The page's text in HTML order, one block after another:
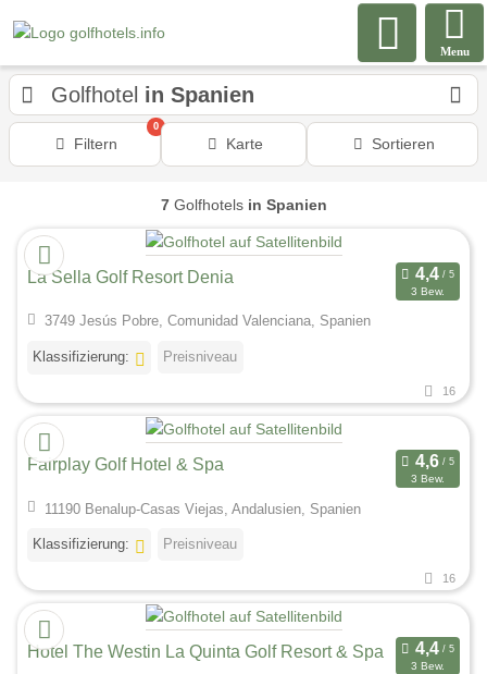
Menu
Golfhotel in Spanien
Filtern
0
Karte Sortieren
7Golfhotels in Spanien
La Sella Golf Resort Denia
3 Bew.
3749 Jesús Pobre, Comunidad Valenciana, Spanien
Klassifizierung: Preisniveau
16
Fairplay Golf Hotel & Spa
3 Bew.
11190 Benalup-Casas Viejas, Andalusien, Spanien
Klassifizierung: Preisniveau
16
Hotel The Westin La Quinta Golf Resort & Spa
3 Bew.